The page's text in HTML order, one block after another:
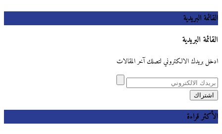
القائمة البريدية
القائمة البريدية
ادخل بريدك الالكتروني لتصلك آخر المقالات
الأكثر قراءة